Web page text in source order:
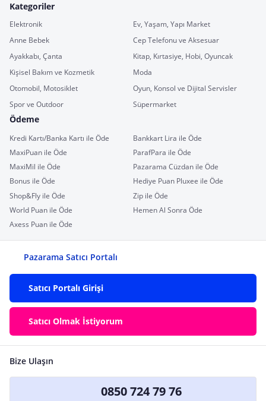
Kategoriler
Elektronik
Ev, Yaşam, Yapı Market
Anne Bebek
Cep Telefonu ve Aksesuar
Ayakkabı, Çanta
Kitap, Kırtasiye, Hobi, Oyuncak
Kişisel Bakım ve Kozmetik
Moda
Otomobil, Motosiklet
Oyun, Konsol ve Dijital Servisler
Spor ve Outdoor
Süpermarket
Ödeme
Kredi Kartı/Banka Kartı ile Öde
Bankkart Lira ile Öde
MaxiPuan ile Öde
ParafPara ile Öde
MaxiMil ile Öde
Pazarama Cüzdan ile Öde
Bonus ile Öde
Hediye Puan Pluxee ile Öde
Shop&Fly ile Öde
Zip ile Öde
World Puan ile Öde
Hemen Al Sonra Öde
Axess Puan ile Öde
Pazarama Satıcı Portalı
Satıcı Portalı Girişi
Satıcı Olmak İstiyorum
Bize Ulaşın
0850 724 79 76